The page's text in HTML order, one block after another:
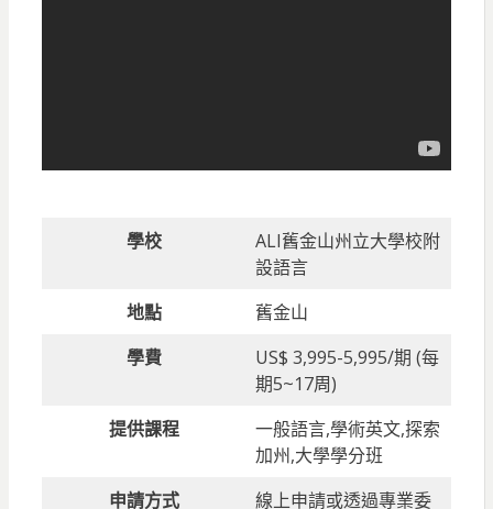
學校
ALI舊金山州立大學校附
設語言
地點
舊金山
學費
US$ 3,995-5,995/期 (每
期5~17周)
提供課程
一般語言,學術英文,探索
加州,大學學分班
申請方式
線上申請或透過專業委